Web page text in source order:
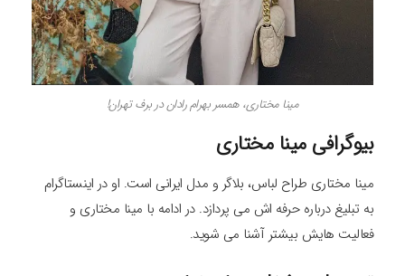
مینا مختاری، همسر بهرام رادان در برف تهران!
بیوگرافی مینا مختاری
مینا مختاری طراح لباس، بلاگر و مدل ایرانی است. او در اینستاگرام
به تبلیغ درباره حرفه اش می پردازد. در ادامه با مینا مختاری و
فعالیت هایش بیشتر آشنا می شوید.